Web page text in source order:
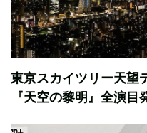
東京スカイツリー天望
『天空の黎明』全演目